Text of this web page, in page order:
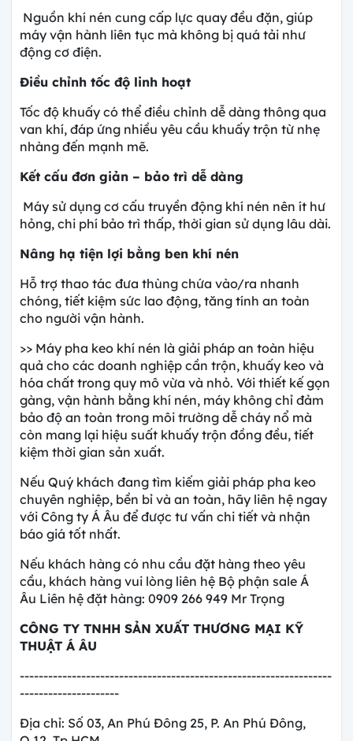
Nguồn khí nén cung cấp lực quay đều đặn, giúp
máy vận hành liên tục mà không bị quá tải như
động cơ điện.
Điều chỉnh tốc độ linh hoạt
Tốc độ khuấy có thể điều chỉnh dễ dàng thông qua
van khí, đáp ứng nhiều yêu cầu khuấy trộn từ nhẹ
nhàng đến mạnh mẽ.
Kết cấu đơn giản – bảo trì dễ dàng
Máy sử dụng cơ cấu truyền động khí nén nên ít hư
hỏng, chi phí bảo trì thấp, thời gian sử dụng lâu dài.
Nâng hạ tiện lợi bằng ben khí nén
Hỗ trợ thao tác đưa thùng chứa vào/ra nhanh
chóng, tiết kiệm sức lao động, tăng tính an toàn
cho người vận hành.
>> Máy pha keo khí nén là giải pháp an toàn hiệu
quả cho các doanh nghiệp cần trộn, khuấy keo và
hóa chất trong quy mô vừa và nhỏ. Với thiết kế gọn
gàng, vận hành bằng khí nén, máy không chỉ đảm
bảo độ an toàn trong môi trường dễ cháy nổ mà
còn mang lại hiệu suất khuấy trộn đồng đều, tiết
kiệm thời gian sản xuất.
Nếu Quý khách đang tìm kiếm giải pháp pha keo
chuyên nghiệp, bền bỉ và an toàn, hãy liên hệ ngay
với Công ty Á Âu để được tư vấn chi tiết và nhận
báo giá tốt nhất.
Nếu khách hàng có nhu cầu đặt hàng theo yêu
cầu, khách hàng vui lòng liên hệ Bộ phận sale Á
Âu Liên hệ đặt hàng: 0909 266 949 Mr Trọng
CÔNG TY TNHH SẢN XUẤT THƯƠNG MẠI KỸ
THUẬT Á ÂU
------------------------------------------------------------------
---------------------
Địa chỉ: Số 03, An Phú Đông 25, P. An Phú Đông,